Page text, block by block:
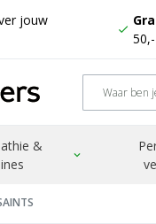
jouw
check
50,-
&
expand_more